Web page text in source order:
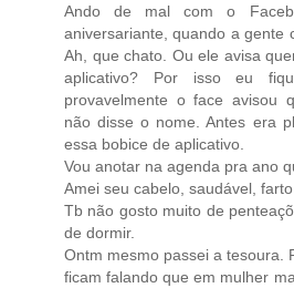
Ando de mal com o
aniversariante, quando a gente
Ah, que chato. Ou ele avisa
aplicativo? Por isso eu
provavelmente o face avisou
não disse o nome. Antes era
essa bobice de aplicativo.
Vou anotar na agenda pra ano
Amei seu cabelo, saudável,
Tb não gosto muito de
de dormir.
Ontm mesmo passei a tesoura.
ficam falando que em mulher